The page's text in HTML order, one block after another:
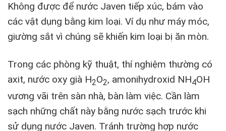
Không được để nước Javen tiếp xúc, bám vào
các vật dụng bằng kim loại. Ví dụ như máy móc,
giường sắt vì chúng sẽ khiến kim loại bị ăn mòn.
Trong các phòng kỹ thuật, thí nghiệm thường có
axit, nước oxy già H2O2, amonihydroxid NH4OH
vương vãi trên sàn nhà, bàn làm việc. Cần làm
sạch những chất này bằng nước sạch trước khi
sử dụng nước Javen. Tránh trường hợp nước